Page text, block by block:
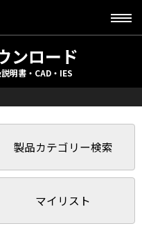
ンロード
明書・CAD・IES
製品カテゴリー検索
マイリスト